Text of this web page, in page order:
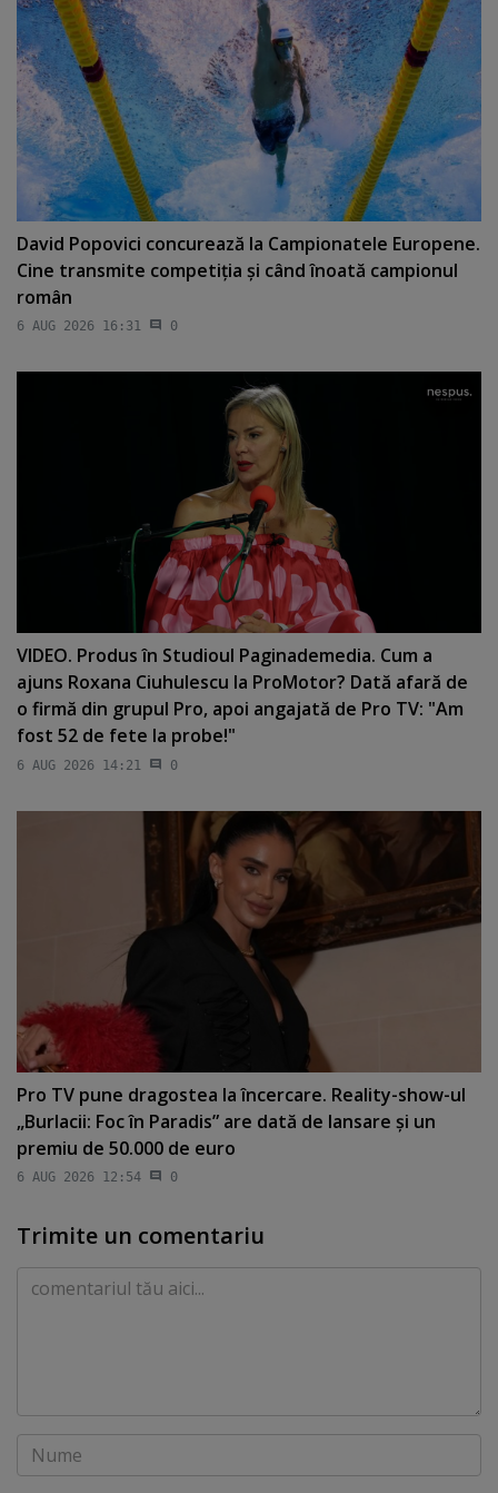
David Popovici concurează la Campionatele Europene.
Cine transmite competiţia şi când înoată campionul
român
6 AUG 2026 16:31 0
VIDEO. Produs în Studioul Paginademedia. Cum a
ajuns Roxana Ciuhulescu la ProMotor? Dată afară de
o firmă din grupul Pro, apoi angajată de Pro TV: "Am
fost 52 de fete la probe!"
6 AUG 2026 14:21 0
Pro TV pune dragostea la încercare. Reality-show-ul
„Burlacii: Foc în Paradis” are dată de lansare şi un
premiu de 50.000 de euro
6 AUG 2026 12:54 0
Trimite un comentariu
Comentariu
Nume